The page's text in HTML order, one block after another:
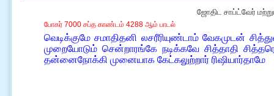
ஜோதிட சாப்ட்வேர்
போகர் 7000 சப்த காண்டம் 4288 ஆம் பாடல்
வெடிக்குமே சமாதிதனி லசரீரியுண்டாம் வேகமுடன்
முறையோடும் சென்றாரங்கே நடிக்கவே சித்தாதி
தன்னைநோக்கி முனையாக கேட்கலுற்றார் ரிஷியார்தாமே